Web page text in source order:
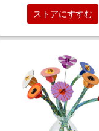
ストアにすすむ